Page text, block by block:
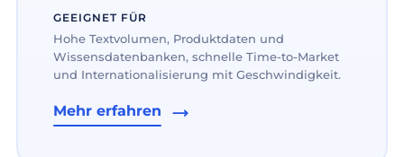
GEEIGNET FÜR
Hohe Textvolumen, Produktdaten und
Wissensdatenbanken, schnelle Time-to-Market
und Internationalisierung mit Geschwindigkeit.
Mehr erfahren